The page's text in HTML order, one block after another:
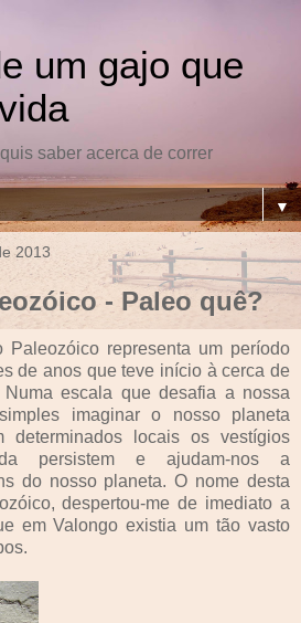
um gajo que
saber acerca de correr
▼
2013
- Paleo quê?
Paleozóico representa um período
de anos que teve início à cerca de
escala que desafia a nossa
imaginar o nosso planeta
determinados locais os vestígios
persistem e ajudam-nos a
do nosso planeta. O nome desta
despertou-me de imediato a
em Valongo existia um tão vasto